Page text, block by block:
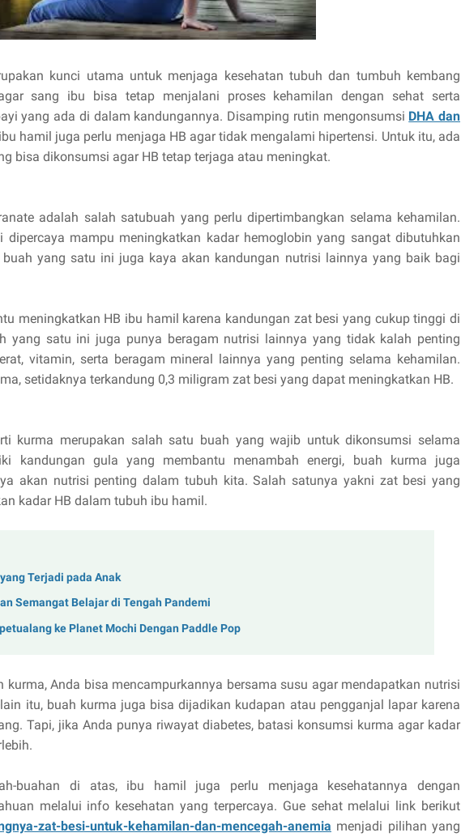
kunci utama untuk menjaga kesehatan tubuh dan tumbuh kembang
sang ibu bisa tetap menjalani proses kehamilan dengan sehat serta
yang ada di dalam kandungannya. Disamping rutin mengonsumsi DHA dan
hamil juga perlu menjaga HB agar tidak mengalami hipertensi. Untuk itu, ada
bisa dikonsumsi agar HB tetap terjaga atau meningkat.
adalah salah satubuah yang perlu dipertimbangkan selama kehamilan.
dipercaya mampu meningkatkan kadar hemoglobin yang sangat dibutuhkan
yang satu ini juga kaya akan kandungan nutrisi lainnya yang baik bagi
meningkatkan HB ibu hamil karena kandungan zat besi yang cukup tinggi di
yang satu ini juga punya beragam nutrisi lainnya yang tidak kalah penting
vitamin, serta beragam mineral lainnya yang penting selama kehamilan.
setidaknya terkandung 0,3 miligram zat besi yang dapat meningkatkan HB.
kurma merupakan salah satu buah yang wajib untuk dikonsumsi selama
kandungan gula yang membantu menambah energi, buah kurma juga
akan nutrisi penting dalam tubuh kita. Salah satunya yakni zat besi yang
kadar HB dalam tubuh ibu hamil.
Terjadi pada Anak
Semangat Belajar di Tengah Pandemi
ke Planet Mochi Dengan Paddle Pop
kurma, Anda bisa mencampurkannya bersama susu agar mendapatkan nutrisi
itu, buah kurma juga bisa dijadikan kudapan atau pengganjal lapar karena
Tapi, jika Anda punya riwayat diabetes, batasi konsumsi kurma agar kadar
buahan di atas, ibu hamil juga perlu menjaga kesehatannya dengan
melalui info kesehatan yang terpercaya. Gue sehat melalui link berikut
zat-besi-untuk-kehamilan-dan-mencegah-anemia menjadi pilihan yang